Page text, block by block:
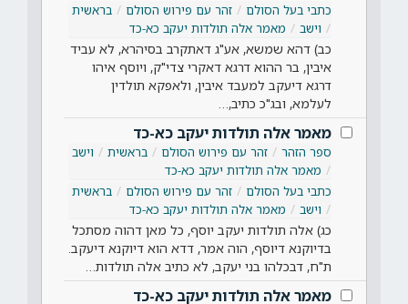
כתבי בעל הסולם
זהר עם פירוש הסולם
בראשית
וישב
מאמר אלה תולדות יעקב כא-כד
כב) דהא שמשא, אע"ג דאתקרב בסיהרא, לא עביד
איבין, בר ההוא דרגא דאקרי צדי"ק, ויוסף איהו
דרגא דיעקב למעבד איבין, ולאפקא תולדין
לעלמא, ובג"כ כתיב,…
מאמר אלה תולדות יעקב כא-כד
ספר הזהר זהר עם פירוש הסולם בראשית
וישב
מאמר אלה תולדות יעקב כא-כד
כתבי בעל הסולם
זהר עם פירוש הסולם
בראשית
וישב
מאמר אלה תולדות יעקב כא-כד
כג) אלה תולדות יעקב יוסף, כל מאן דהוה מסתכל
בדיוקנא דיוסף, הוה אמר, דדא הוא דיוקנא דיעקב.
ת"ח, דבכלהו בני יעקב, לא כתיב אלה תולדות…
מאמר אלה תולדות יעקב כא-כד